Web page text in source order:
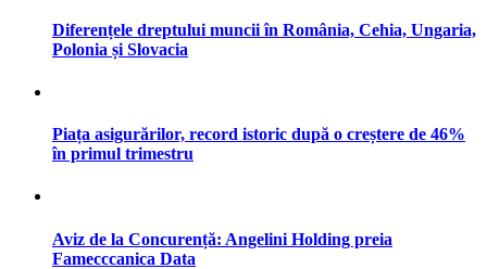
Diferențele dreptului muncii în România, Cehia, Ungaria,
Polonia și Slovacia
Piața asigurărilor, record istoric după o creștere de 46%
în primul trimestru
Aviz de la Concurență: Angelini Holding preia
Famecccanica Data